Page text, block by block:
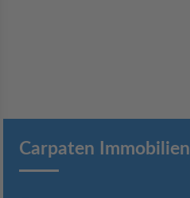
Carpaten Immobilien